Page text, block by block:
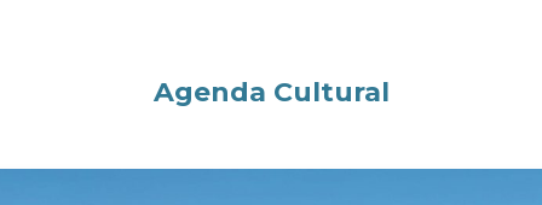
Agenda Cultural